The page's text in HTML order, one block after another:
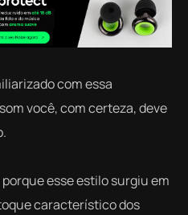
com essa
você, com certeza, deve
porque esse estilo surgiu em
característico dos